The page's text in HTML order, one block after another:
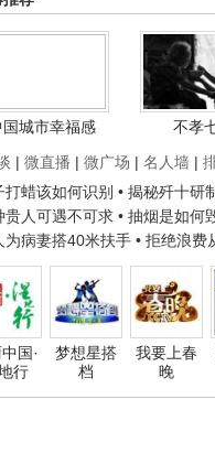
国城市幸福感
不孝
| 微直播 | 微广场 | 名人墙 |
打蜡该如何识别 • 揭秘歼十研
贵人可遇不可求 • 抽烟是如何
为病妻搭40米扶手 • 拒绝浪费
国·
行
梦想星搭
档
我要上春
晚